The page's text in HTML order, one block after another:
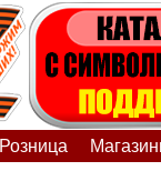
Розница